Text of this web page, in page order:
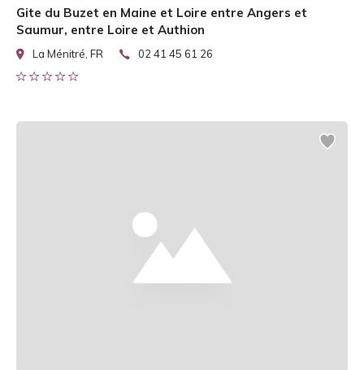
Gite du Buzet en Maine et Loire entre Angers et
Saumur, entre Loire et Authion
La Ménitré, FR 02 41 45 61 26